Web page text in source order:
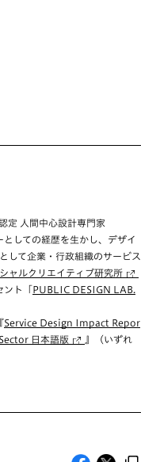
定 人間中心設計専門家
しての経歴を生かし、デザイ
て企業・行政組織のサービス
ャルクリエイティブ研究所
ント「PUBLIC DESIGN LAB.
Service Design Impact Repor
日本語版
』（いずれ